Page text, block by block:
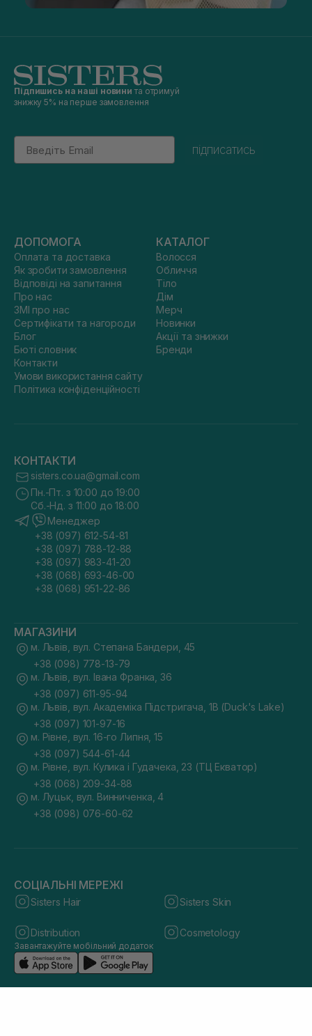
Підпишись на наші новини та отримуй
знижку 5% на перше замовлення
Email
підписатись
ДОПОМОГА
Оплата та доставка
Як зробити замовлення
Відповіді на запитання
Про нас
ЗМІ про нас
Сертифікати та нагороди
Блог
Бюті словник
Контакти
Умови використання сайту
Політика конфіденційності
КАТАЛОГ
Волосся
Обличчя
Тіло
Дім
Мерч
Новинки
Акції та знижки
Бренди
КОНТАКТИ
sisters.co.ua@gmail.com
Пн.-Пт. з 10:00 до 19:00
Сб.-Нд. з 11:00 до 18:00
Менеджер
+38 (097) 612-54-81
+38 (097) 788-12-88
+38 (097) 983-41-20
+38 (068) 693-46-00
+38 (068) 951-22-86
МАГАЗИНИ
м. Львів, вул. Степана Бандери, 45
+38 (098) 778-13-79
м. Львів, вул. Івана Франка, 36
+38 (097) 611-95-94
м. Львів, вул. Академіка Підстригача, 1В (Duck's Lake)
+38 (097) 101-97-16
м. Рівне, вул. 16-го Липня, 15
+38 (097) 544-61-44
м. Рівне, вул. Кулика і Гудачека, 23 (ТЦ Екватор)
+38 (068) 209-34-88
м. Луцьк, вул. Винниченка, 4
+38 (098) 076-60-62
СОЦІАЛЬНІ МЕРЕЖІ
Sisters Hair Sisters Skin
Distribution Cosmetology
Завантажуйте мобільний додаток